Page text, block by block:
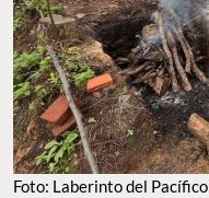
Foto: Laberinto del Pacífico